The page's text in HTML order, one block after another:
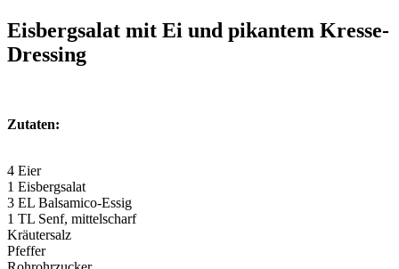
Eisbergsalat mit Ei und pikantem Kresse-
Dressing
Zutaten:
4 Eier
1 Eisbergsalat
3 EL Balsamico-Essig
1 TL Senf, mittelscharf
Kräutersalz
Pfeffer